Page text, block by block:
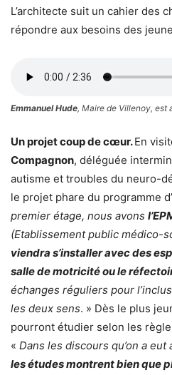
L’architecte suit un cahier des
répondre aux besoins des
Emmanuel Hude, Maire de Villenoy, est
Un projet coup de cœur.En
Compagnon, déléguée
autisme et troubles du neuro-
le projet phare du programme d’
premier étage, nous avons
(Etablissement public médico-
viendra s’installer avec des
salle de motricité ou le
échanges réguliers pour
les deux sens. » Dès le plus
pourront étudier selon les
« Dans les discours qu’on a
les études montrent bien que